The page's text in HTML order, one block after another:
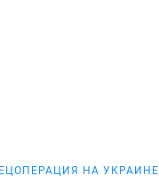
НА УКРАИНЕ